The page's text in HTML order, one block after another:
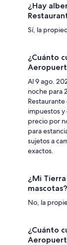
¿Hay
Sí, la
¿Cuánto
Al 9 ago.
noche para
impuestos y
precio por
para
sujetos a
exactos.
¿Mi
mascotas?
No, la
¿Cuánto